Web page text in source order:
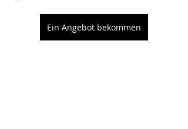
Ein Angebot bekommen